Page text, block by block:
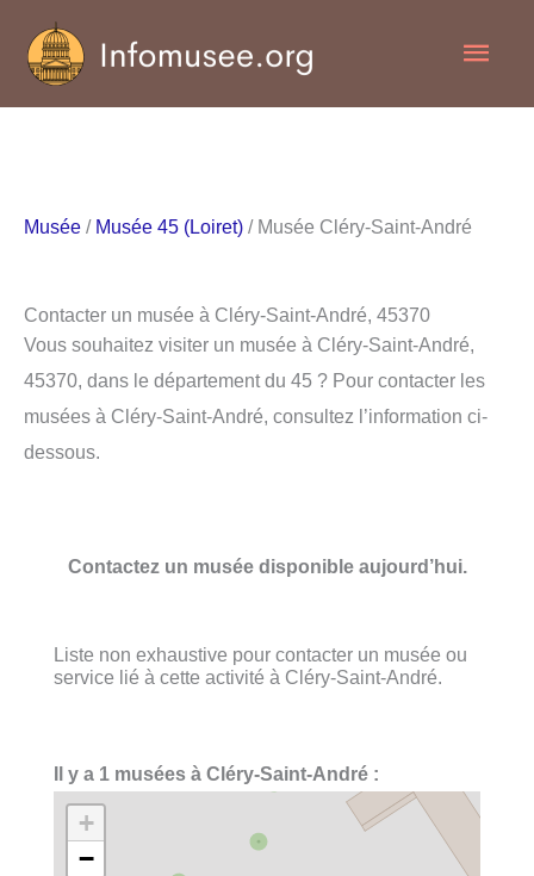
contenu
Musée / Musée 45 (Loiret) / Musée Cléry-Saint-André
Contacter un musée à Cléry-Saint-André, 45370
Vous souhaitez visiter un musée à Cléry-Saint-André,
45370, dans le département du 45 ? Pour contacter les
musées à Cléry-Saint-André, consultez l’information ci-
dessous.
Contactez un musée disponible aujourd’hui.
Liste non exhaustive pour contacter un musée ou
service lié à cette activité à Cléry-Saint-André.
Il y a 1 musées à Cléry-Saint-André :
+
−